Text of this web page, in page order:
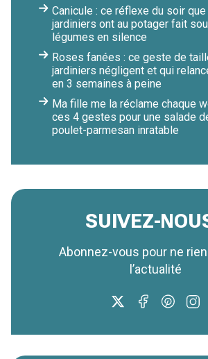
Canicule : ce réflexe du soir
jardiniers ont au potager fait
légumes en silence
Roses fanées : ce geste de
jardiniers négligent et qui
en 3 semaines à peine
Ma fille me la réclame chaque
ces 4 gestes pour une salade
poulet-parmesan inratable
SUIVEZ-
Abonnez-vous pour ne
l’actualité